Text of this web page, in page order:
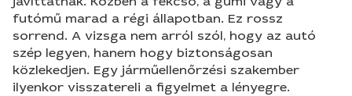
futómű marad a régi állapotban. Ez rossz
sorrend. A vizsga nem arról szól, hogy az autó
szép legyen, hanem hogy biztonságosan
közlekedjen. Egy járműellenőrzési szakember
ilyenkor visszatereli a figyelmet a lényegre.